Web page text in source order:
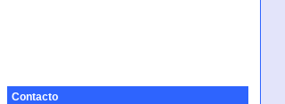
Contacto